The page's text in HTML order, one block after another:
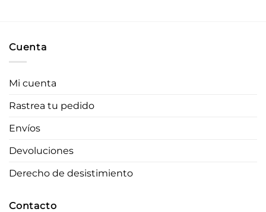
Cuenta
Mi cuenta
Rastrea tu pedido
Envíos
Devoluciones
Derecho de desistimiento
Contacto